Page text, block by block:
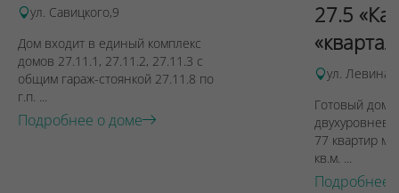
ул. Савицкого,9
Дом входит в единый комплекс
домов 27.11.1, 27.11.2, 27.11.3 с
общим гараж-стоянкой 27.11.8 по
г.п. ...
Подробнее о доме
27.5
ул. Левина,
Готовый дом
77 квартир
кв.м. ...
Подробнее